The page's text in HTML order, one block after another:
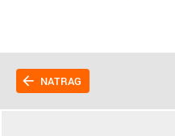
NATRAG